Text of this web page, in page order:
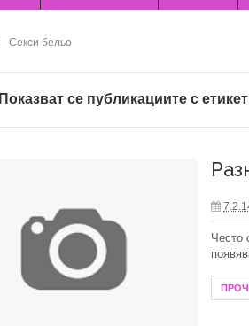
оборудването
Летни антиоксиданти за защита
Как да почистим хладилника
Създаване на модерен душ кът в
Секси бельо
Показват се публикациите с етикет
Често